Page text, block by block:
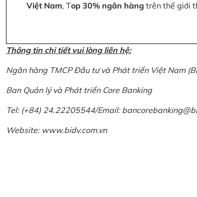
Việt Nam, Top 30% ngân hàng trên thế giới
Thông tin chi tiết vui lòng liên hệ:
Ngân hàng TMCP Đầu tư và Phát triển Việt Nam
Ban Quản lý và Phát triển Core Banking
Tel: (+84) 24.22205544/Email:
Website: www.bidv.com.vn